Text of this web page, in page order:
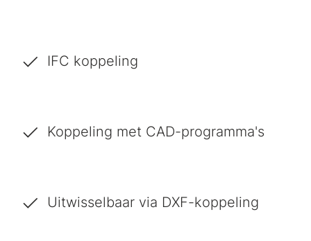
IFC koppeling
Koppeling met CAD-programma's
Uitwisselbaar via DXF-koppeling